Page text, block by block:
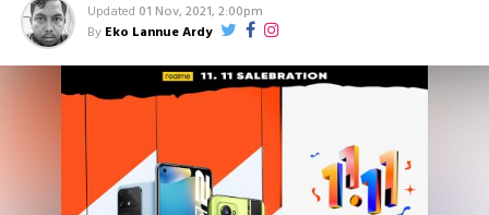
Updated 01 Nov, 2021, 2:00pm
By Eko Lannue Ardy